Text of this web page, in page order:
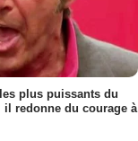
plus puissants du
il redonne du courage à